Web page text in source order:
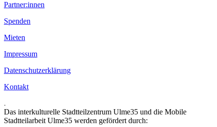
Partner:innen
Spenden
Mieten
Impressum
Datenschutzerklärung
Kontakt
.
Das interkulturelle Stadtteilzentrum Ulme35 und die Mobile
Stadtteilarbeit Ulme35 werden gefördert durch: